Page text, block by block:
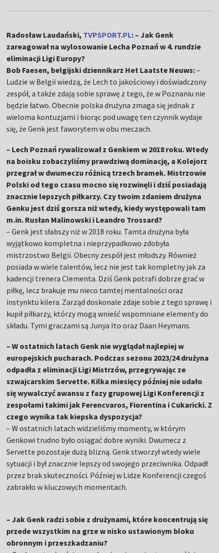
Radosław Laudański, TVPSPORT.PL: – Jak Genk
zareagował na wylosowanie Lecha Poznań w 4. rundzie
eliminacji Ligi Europy?
Bob Faesen, belgijski dziennikarz Het Laatste Neuws:–
Ludzie w Belgii wiedzą, że Lech to jakościowy i doświadczony
zespół, a także zdają sobie sprawę z tego, że w Poznaniu nie
będzie łatwo. Obecnie polska drużyna zmaga się jednak z
wieloma kontuzjami i biorąc pod uwagę ten czynnik wydaje
się, że Genk jest faworytem w obu meczach.
– Lech Poznań rywalizował z Genkiem w 2018 roku. Wtedy
na boisku zobaczyliśmy prawdziwą dominację, a Kolejorz
przegrał w dwumeczu różnicą trzech bramek. Mistrzowie
Polski od tego czasu mocno się rozwinęli i dziś posiadają
znacznie lepszych piłkarzy. Czy twoim zdaniem drużyna
Genku jest dziś gorsza niż wtedy, kiedy występowali tam
m.in. Rusłan Malinowski i Leandro Trossard?
– Genk jest słabszy niż w 2018 roku. Tamta drużyna była
wyjątkowo kompletna i nieprzypadkowo zdobyła
mistrzostwo Belgii. Obecny zespół jest młodszy. Również
posiada w wiele talentów, lecz nie jest tak kompletny jak za
kadencji trenera Clementa. Dziś Genk potrafi dobrze grać w
piłkę, lecz brakuje mu nieco tamtej mentalności oraz
instynktu kilera. Zarząd doskonale zdaje sobie z tego sprawę i
kupił piłkarzy, którzy mogą wnieść wspomniane elementy do
składu. Tymi graczami są Junya Ito oraz Daan Heymans.
– W ostatnich latach Genk nie wyglądał najlepiej w
europejskich pucharach. Podczas sezonu 2023/24 drużyna
odpadła z eliminacji Ligi Mistrzów, przegrywając ze
szwajcarskim Servette. Kilka miesięcy później nie udało
się wywalczyć awansu z fazy grupowej Ligi Konferencji z
zespołami takimi jak Ferencvaros, Fiorentina i Cukaricki. Z
czego wynika tak kiepska dyspozycja?
– W ostatnich latach widzieliśmy momenty, w którym
Genkowi trudno było osiągać dobre wyniki. Dwumecz z
Servette pozostaje dużą blizną. Genk stworzył wtedy wiele
sytuacji i był znacznie lepszy od swojego przeciwnika. Odpadł
przez brak skuteczności. Później w Lidze Konferencji czegoś
zabrakło w kluczowych momentach.
– Jak Genk radzi sobie z drużynami, które koncentrują się
przede wszystkim na grze w nisko ustawionym bloku
obronnym i przeszkadzaniu?